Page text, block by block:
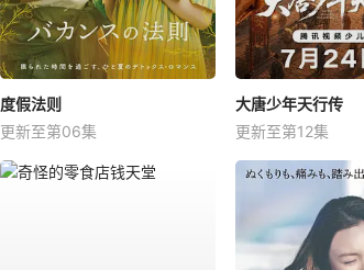
度假法则
更新至第06集
大唐少年天行传
更新至第12集